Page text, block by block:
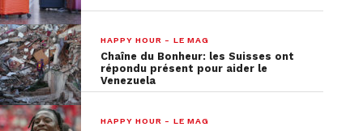
HAPPY HOUR - LE MAG
Chaîne du Bonheur: les Suisses ont
répondu présent pour aider le
Venezuela
HAPPY HOUR - LE MAG